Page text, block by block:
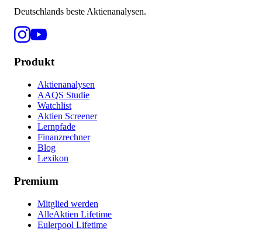
Deutschlands beste Aktienanalysen.
Produkt
Aktienanalysen
AAQS Studie
Watchlist
Aktien Screener
Lernpfade
Finanzrechner
Blog
Lexikon
Premium
Mitglied werden
AlleAktien Lifetime
Eulerpool Lifetime